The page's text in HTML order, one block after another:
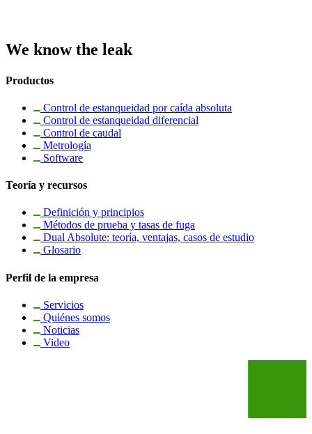
We know the leak
Productos
Control de estanqueidad por caída absoluta
Control de estanqueidad diferencial
Control de caudal
Metrología
Software
Teoría y recursos
Definición y principios
Métodos de prueba y tasas de fuga
Dual Absolute: teoría, ventajas, casos de estudio
Glosario
Perfil de la empresa
Servicios
Quiénes somos
Noticias
Video